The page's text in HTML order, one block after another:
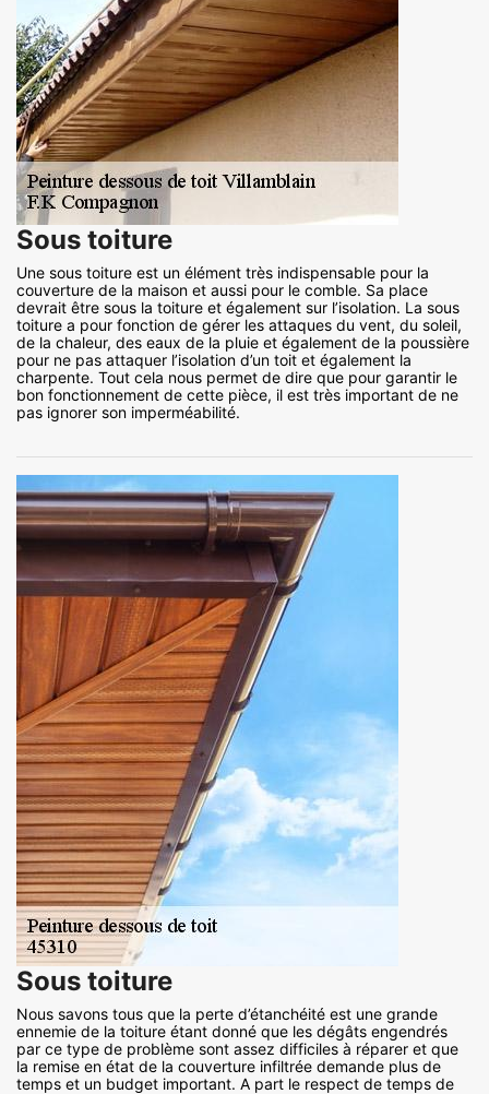
Sous toiture
Une sous toiture est un élément très indispensable pour la
couverture de la maison et aussi pour le comble. Sa place
devrait être sous la toiture et également sur l’isolation. La sous
toiture a pour fonction de gérer les attaques du vent, du soleil,
de la chaleur, des eaux de la pluie et également de la poussière
pour ne pas attaquer l’isolation d’un toit et également la
charpente. Tout cela nous permet de dire que pour garantir le
bon fonctionnement de cette pièce, il est très important de ne
pas ignorer son imperméabilité.
Sous toiture
Nous savons tous que la perte d’étanchéité est une grande
ennemie de la toiture étant donné que les dégâts engendrés
par ce type de problème sont assez difficiles à réparer et que
la remise en état de la couverture infiltrée demande plus de
temps et un budget important. A part le respect de temps de